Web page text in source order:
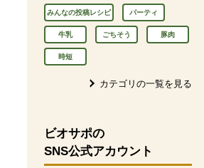
みんなの投稿レシピ パーティ
牛乳 ごちそう 豚肉
時短
カテゴリの一覧を見る
ビオサポの
SNS公式アカウント